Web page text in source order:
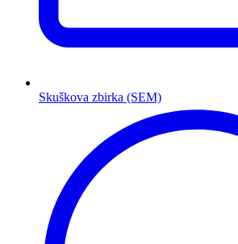
Skuškova zbirka (SEM)